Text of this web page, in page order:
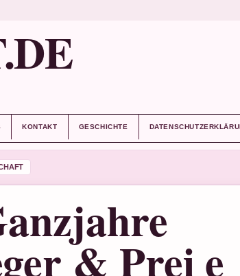
KONTAKT GESCHICHTE
& Prei e